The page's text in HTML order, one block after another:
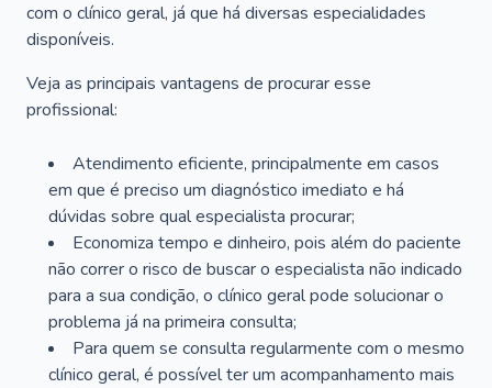
com o clínico geral, já que há diversas especialidades
disponíveis.
Veja as principais vantagens de procurar esse
profissional:
Atendimento eficiente, principalmente em casos
em que é preciso um diagnóstico imediato e há
dúvidas sobre qual especialista procurar;
Economiza tempo e dinheiro, pois além do paciente
não correr o risco de buscar o especialista não indicado
para a sua condição, o clínico geral pode solucionar o
problema já na primeira consulta;
Para quem se consulta regularmente com o mesmo
clínico geral, é possível ter um acompanhamento mais